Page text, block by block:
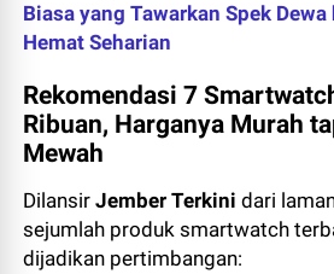
Biasa yang Tawarkan Spek
Hemat Seharian
Rekomendasi 7
Ribuan, Harganya Murah
Mewah
DilansirJember Terkini dari
sejumlah produk smartwatch
dijadikan pertimbangan: